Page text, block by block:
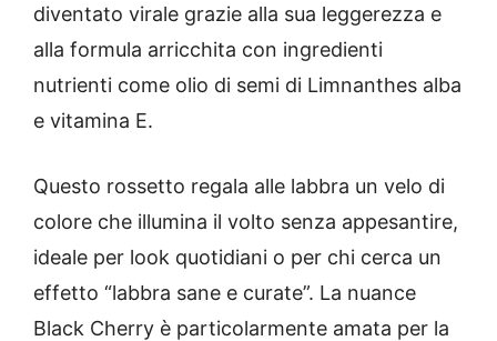
diventato virale grazie alla sua leggerezza e
alla formula arricchita con ingredienti
nutrienti come olio di semi di Limnanthes alba
e vitamina E.
Questo rossetto regala alle labbra un velo di
colore che illumina il volto senza appesantire,
ideale per look quotidiani o per chi cerca un
effetto “labbra sane e curate”. La nuance
Black Cherry è particolarmente amata per la